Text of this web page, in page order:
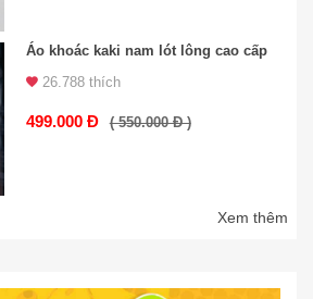
Áo khoác kaki nam lót lông cao cấp
26.788 thích
499.000 Đ ( 550.000 Đ )
Xem thêm